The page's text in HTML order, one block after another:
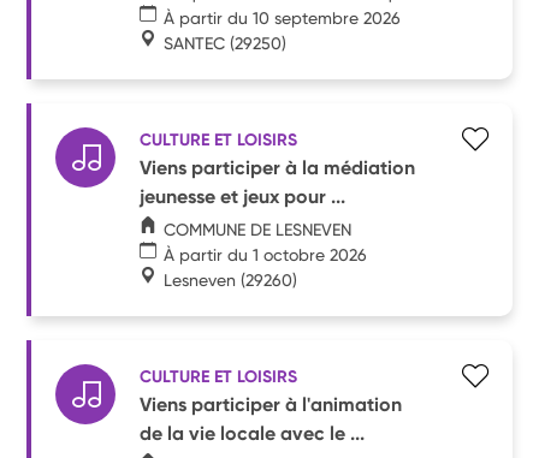
À partir du 10 septembre 2026
SANTEC (29250)
CULTURE ET LOISIRS
Viens participer à la médiation
jeunesse et jeux pour ...
COMMUNE DE LESNEVEN
À partir du 1 octobre 2026
Lesneven (29260)
CULTURE ET LOISIRS
Viens participer à l'animation
de la vie locale avec le ...